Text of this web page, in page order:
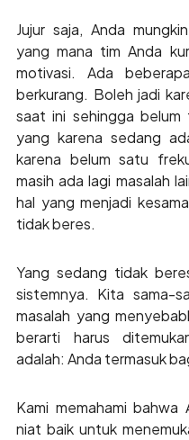
Jujur saja, Anda
yang mana tim Anda
motivasi. Ada
berkurang. Boleh jadi
saat ini sehingga
yang karena sedang
karena belum satu
masih ada lagi masalah
hal yang menjadi
tidak beres.
Yang sedang tidak
sistemnya. Kita sama-
masalah yang
berarti harus
adalah: Anda termasuk
Kami memahami
niat baik untuk